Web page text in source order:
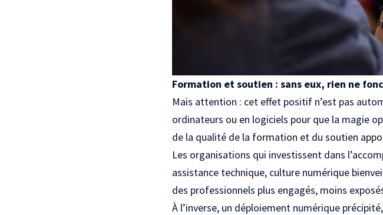
Formation et soutien : sans eux, rien ne
Mais attention : cet effet positif n’est pas
ordinateurs ou en logiciels pour que la magie
de la qualité de la formation et du soutien
Les organisations qui investissent dans
assistance technique, culture numérique
des professionnels plus engagés, moins
À l’inverse, un déploiement numérique